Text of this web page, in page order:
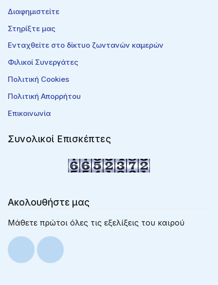
Διαφημιστείτε
Στηρίξτε μας
Ενταχθείτε στο δίκτυο ζωντανών καμερών
Φιλικοί Συνεργάτες
Πολιτική Cookies
Πολιτική Απορρήτου
Επικοινωνία
Συνολικοί Επισκέπτες
Ακολουθήστε μας
Μάθετε πρώτοι όλες τις εξελίξεις του καιρού